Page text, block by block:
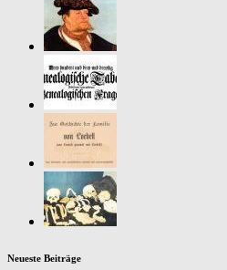
Neueste Beiträge